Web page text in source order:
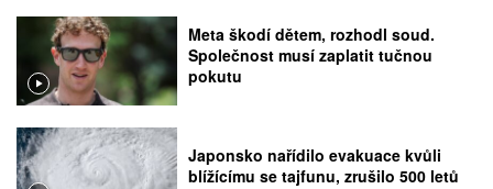
Meta škodí dětem, rozhodl soud.
Společnost musí zaplatit tučnou
pokutu
Japonsko nařídilo evakuace kvůli
blížícímu se tajfunu, zrušilo 500 letů